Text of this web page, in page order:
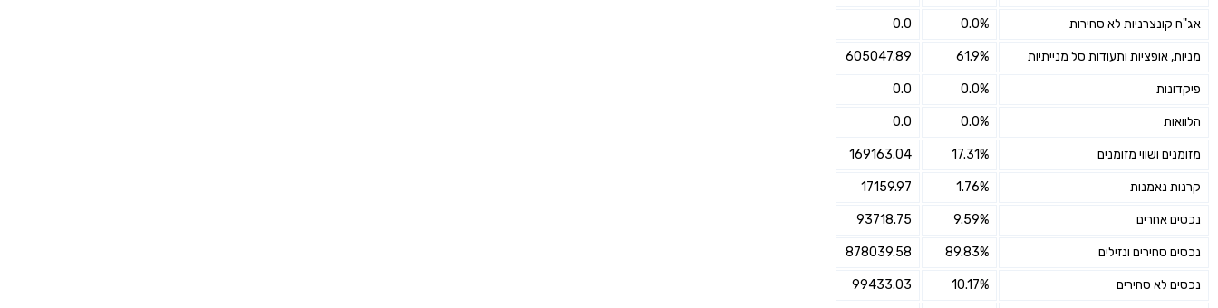
אג"ח קונצרניות לא סחירות 0.0%
0.0
מניות, אופציות ותעודות סל מנייתיות 61.9%
605047.89
פיקדונות 0.0%
0.0
הלוואות 0.0%
0.0
מזומנים ושווי מזומנים 17.31%
169163.04
קרנות נאמנות 1.76%
17159.97
נכסים אחרים 9.59%
93718.75
נכסים סחירים ונזילים 89.83%
878039.58
נכסים לא סחירים 10.17%
99433.03